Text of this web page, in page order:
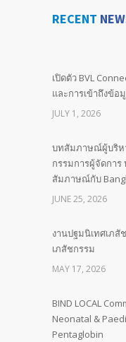
RECENT
เปิดตัว BVL
และการเข้าถึงข้
JULY 1, 2026
บทสัมภาษณ์ผู้บริห
กรรมการผู้จัดการ
สัมภาษณ์กับ
JUNE 25, 2026
งานปฐมนิเทศเภสั
เภสัชกรรม
MAY 17, 2026
BIND LOCAL
Neonatal &
Pentaglobin